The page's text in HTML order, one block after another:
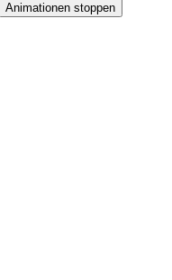
Animationen stoppen